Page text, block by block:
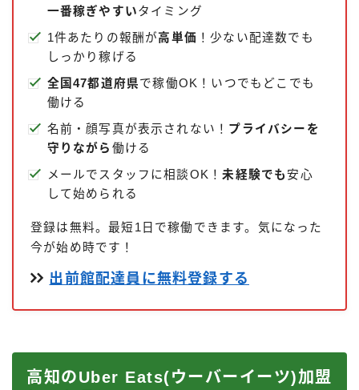
一番稼ぎやすいタイミング
1件あたりの報酬が高単価 ！少ない配達数でも
しっかり稼げる
全国47都道府県で稼働OK！いつでもどこでも
働ける
名前・顔写真が表示されない！ プライバシーを
守りながら 働ける
メールでスタッフに相談OK！未経験でも安心
して始められる
登録は無料。最短1日で稼働できます。気になった
今が始め時です！
出前館配達員に無料登録する
高知のUber Eats(ウーバーイーツ)加盟